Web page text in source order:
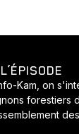
Kam, on
forestiers